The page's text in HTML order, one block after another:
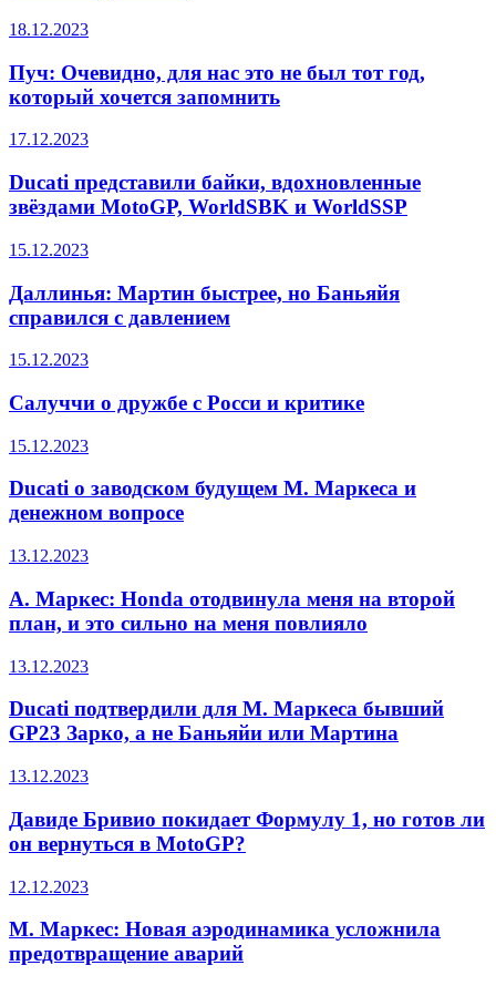
18.12.2023
Пуч: Очевидно, для нас это не был тот год,
который хочется запомнить
17.12.2023
Ducati представили байки, вдохновленные
звёздами MotoGP, WorldSBK и WorldSSP
15.12.2023
Даллинья: Мартин быстрее, но Баньяйя
справился с давлением
15.12.2023
Салуччи о дружбе с Росси и критике
15.12.2023
Ducati о заводском будущем М. Маркеса и
денежном вопросе
13.12.2023
А. Маркес: Honda отодвинула меня на второй
план, и это сильно на меня повлияло
13.12.2023
Ducati подтвердили для М. Маркеса бывший
GP23 Зарко, а не Баньяйи или Мартина
13.12.2023
Давиде Бривио покидает Формулу 1, но готов ли
он вернуться в MotoGP?
12.12.2023
М. Маркес: Новая аэродинамика усложнила
предотвращение аварий